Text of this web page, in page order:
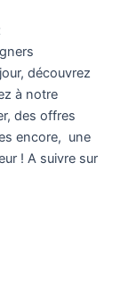
découvrez
à notre
des offres
encore, une
! A suivre sur